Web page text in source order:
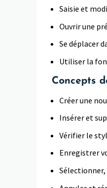
Saisie et
Ouvrir une
Se déplacer
Utiliser la
Concepts
Créer une
Insérer et
Vérifier le
Enregistrer